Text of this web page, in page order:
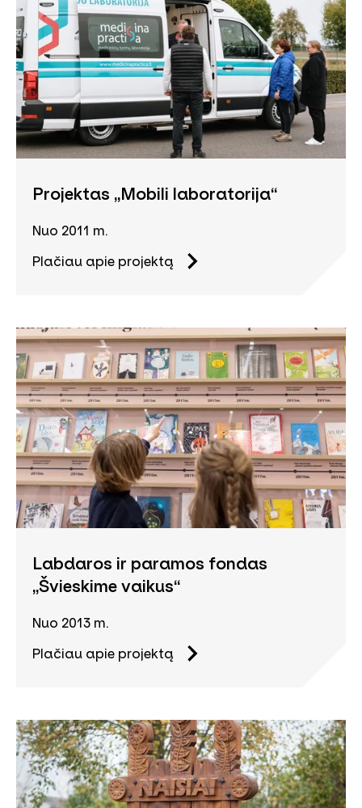
Projektas „Mobili laboratorija“
Nuo 2011 m.
Plačiau apie projektą
Labdaros ir paramos fondas
„Švieskime vaikus“
Nuo 2013 m.
Plačiau apie projektą